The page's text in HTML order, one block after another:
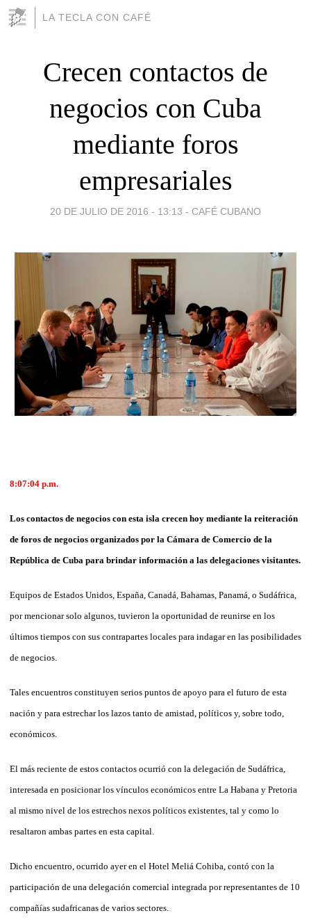
LA TECLA CON CAFÉ
Crecen contactos de
negocios con Cuba
mediante foros
empresariales
20 DE JULIO DE 2016 - 13:13 - CAFÉ CUBANO
8:07:04 p.m.
Los contactos de negocios con esta isla crecen hoy mediante la reiteración
de foros de negocios organizados por la Cámara de Comercio de la
República de Cuba para brindar información a las delegaciones visitantes.
Equipos de Estados Unidos, España, Canadá, Bahamas, Panamá, o Sudáfrica,
por mencionar solo algunos, tuvieron la oportunidad de reunirse en los
últimos tiempos con sus contrapartes locales para indagar en las posibilidades
de negocios.
Tales encuentros constituyen serios puntos de apoyo para el futuro de esta
nación y para estrechar los lazos tanto de amistad, políticos y, sobre todo,
económicos.
El más reciente de estos contactos ocurrió con la delegación de Sudáfrica,
interesada en posicionar los vínculos económicos entre La Habana y Pretoria
al mismo nivel de los estrechos nexos políticos existentes, tal y como lo
resaltaron ambas partes en esta capital.
Dicho encuentro, ocurrido ayer en el Hotel Meliá Cohiba, contó con la
participación de una delegación comercial integrada por representantes de 10
compañías sudafricanas de varios sectores.